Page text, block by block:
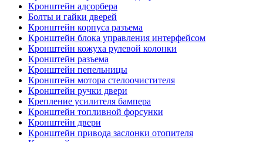
Кронштейн адсорбера
Болты и гайки дверей
Кронштейн корпуса разъема
Кронштейн блока управления интерфейсом
Кронштейн кожуха рулевой колонки
Кронштейн разъема
Кронштейн пепельницы
Кронштейн мотора стелоочистителя
Кронштейн ручки двери
Крепление усилителя бампера
Кронштейн топливной форсунки
Кронштейн двери
Кронштейн привода заслонки отопителя